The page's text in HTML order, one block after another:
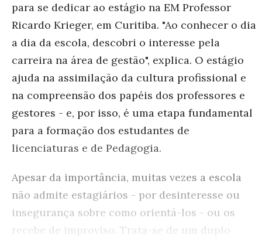
para se dedicar ao estágio na EM Professor
Ricardo Krieger, em Curitiba. "Ao conhecer o dia
a dia da escola, descobri o interesse pela
carreira na área de gestão", explica. O estágio
ajuda na assimilação da cultura profissional e
na compreensão dos papéis dos professores e
gestores - e, por isso, é uma etapa fundamental
para a formação dos estudantes de
licenciaturas e de Pedagogia.
Apesar da importância, muitas vezes a escola
não admite estagiários - por desinteresse ou
insegurança sobre como orientá-los - ou os
recebe de improviso. Trata-se de um duplo